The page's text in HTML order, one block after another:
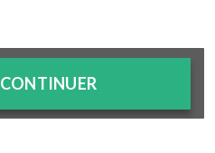
CONTINUER